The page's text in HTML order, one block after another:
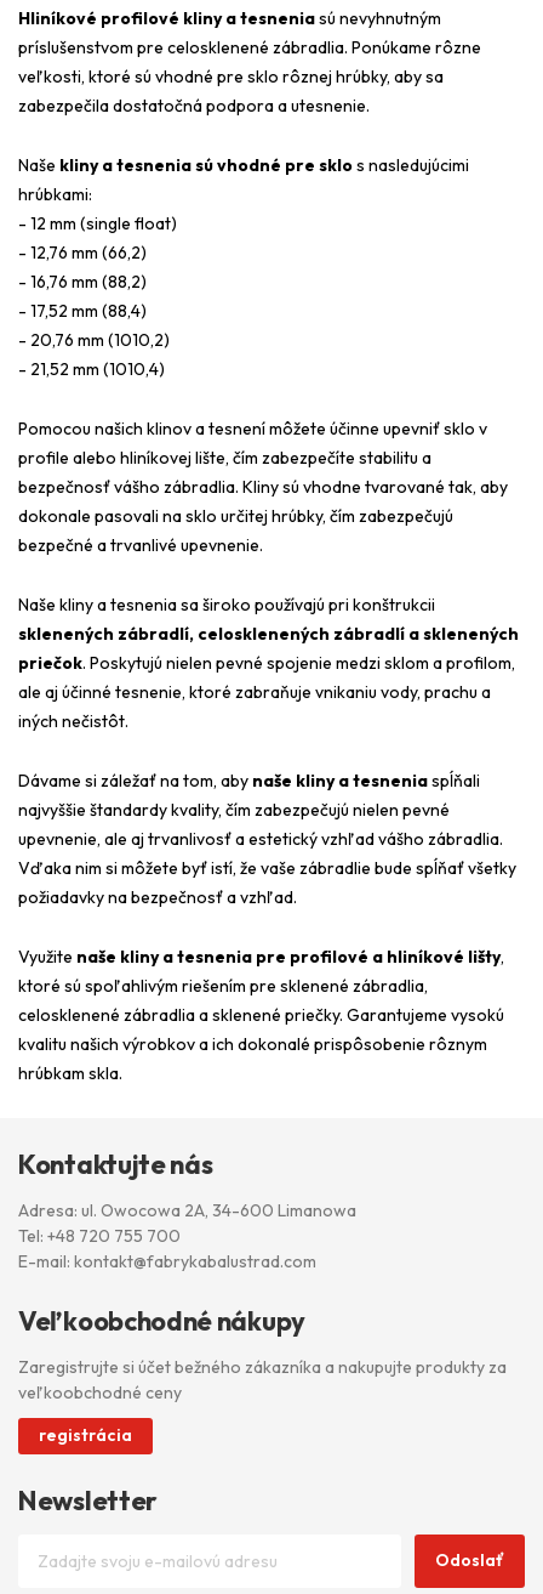
Hliníkové profilové kliny a tesneniasú nevyhnutným
príslušenstvom pre celosklenené zábradlia. Ponúkame rôzne
veľkosti, ktoré sú vhodné pre sklo rôznej hrúbky, aby sa
zabezpečila dostatočná podpora a utesnenie.
Naše kliny a tesnenia sú vhodné pre sklos nasledujúcimi
hrúbkami:
- 12 mm (single float)
- 12,76 mm (66,2)
- 16,76 mm (88,2)
- 17,52 mm (88,4)
- 20,76 mm (1010,2)
- 21,52 mm (1010,4)
Pomocou našich klinov a tesnení môžete účinne upevniť sklo v
profile alebo hliníkovej lište, čím zabezpečíte stabilitu a
bezpečnosť vášho zábradlia. Kliny sú vhodne tvarované tak, aby
dokonale pasovali na sklo určitej hrúbky, čím zabezpečujú
bezpečné a trvanlivé upevnenie.
Naše kliny a tesnenia sa široko používajú pri konštrukcii
sklenených zábradlí, celosklenených zábradlí a sklenených
priečok. Poskytujú nielen pevné spojenie medzi sklom a profilom,
ale aj účinné tesnenie, ktoré zabraňuje vnikaniu vody, prachu a
iných nečistôt.
Dávame si záležať na tom, aby naše kliny a tesneniaspĺňali
najvyššie štandardy kvality, čím zabezpečujú nielen pevné
upevnenie, ale aj trvanlivosť a estetický vzhľad vášho zábradlia.
Vďaka nim si môžete byť istí, že vaše zábradlie bude spĺňať všetky
požiadavky na bezpečnosť a vzhľad.
Využite naše kliny a tesnenia pre profilové a hliníkové lišty,
ktoré sú spoľahlivým riešením pre sklenené zábradlia,
celosklenené zábradlia a sklenené priečky. Garantujeme vysokú
kvalitu našich výrobkov a ich dokonalé prispôsobenie rôznym
hrúbkam skla.
Kontaktujte nás
Adresa: ul. Owocowa 2A, 34-600 Limanowa
Tel: +48 720 755 700
E-mail: kontakt@fabrykabalustrad.com
Veľkoobchodné nákupy
Zaregistrujte si účet bežného zákazníka a nakupujte produkty za
veľkoobchodné ceny
registrácia
Newsletter
Odoslať